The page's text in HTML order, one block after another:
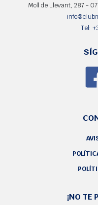
Moll de Llevant, 287 -
Tel:
¡NO TE